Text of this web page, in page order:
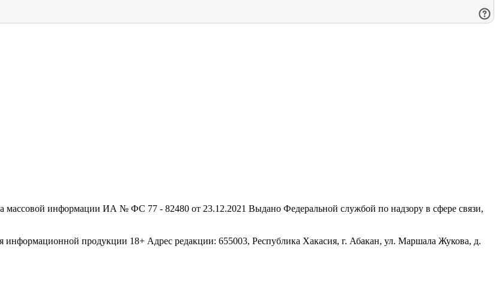
информации ИА № ФС 77 - 82480 от 23.12.2021 Выдано Федеральной службой по надзору в сфере связи,
продукции 18+ Адрес редакции: 655003, Республика Хакасия, г. Абакан, ул. Маршала Жукова, д.